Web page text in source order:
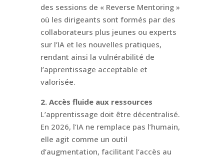
des sessions de « Reverse Mentoring »
où les dirigeants sont formés par des
collaborateurs plus jeunes ou experts
sur l’IA et les nouvelles pratiques,
rendant ainsi la vulnérabilité de
l’apprentissage acceptable et
valorisée.
2. Accès fluide aux ressources
L’apprentissage doit être décentralisé.
En 2026, l’IA ne remplace pas l’humain,
elle agit comme un outil
d’augmentation, facilitant l’accès au